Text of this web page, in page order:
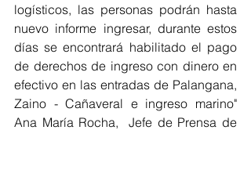
logísticos, las personas podrán hasta
nuevo informe ingresar, durante estos
días se encontrará habilitado el pago
de derechos de ingreso con dinero en
efectivo en las entradas de Palangana,
Zaino - Cañaveral e ingreso marino"
Ana María Rocha,  Jefe de Prensa de